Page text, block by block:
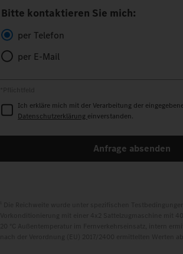
Bitte kontaktieren Sie mich:
per Telefon
per E-Mail
Ich erkläre mich mit der Verarbeitung der
Datenschutzerklärung einverstanden.
Anfrage absenden